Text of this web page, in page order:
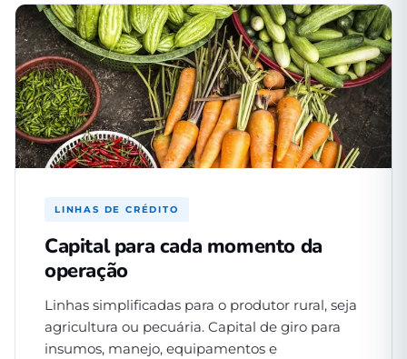
LINHAS DE CRÉDITO
Capital para cada momento da
operação
Linhas simplificadas para o produtor rural, seja
agricultura ou pecuária. Capital de giro para
insumos, manejo, equipamentos e